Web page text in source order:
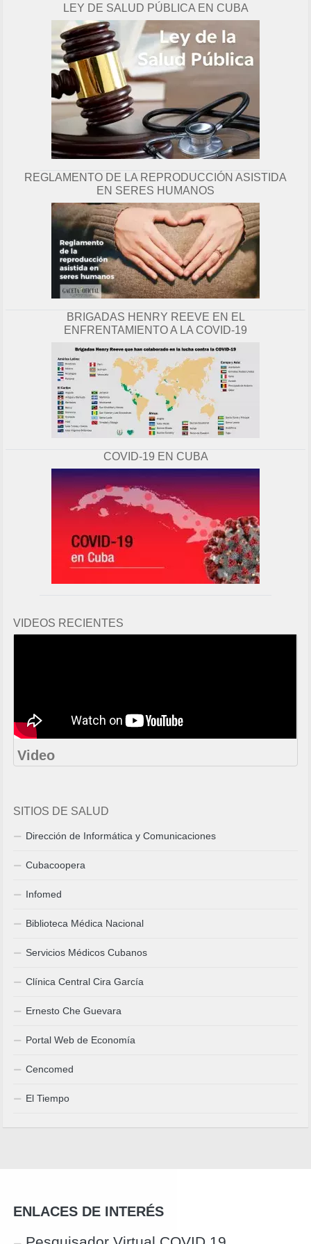
g
i
n
a
LEY DE SALUD PÚBLICA EN CUBA
REGLAMENTO DE LA REPRODUCCIÓN ASISTIDA
EN SERES HUMANOS
BRIGADAS HENRY REEVE EN EL
ENFRENTAMIENTO A LA COVID-19
COVID-19 EN CUBA
VIDEOS RECIENTES
Video
SITIOS DE SALUD
Dirección de Informática y Comunicaciones
Cubacoopera
Infomed
Biblioteca Médica Nacional
Servicios Médicos Cubanos
Clínica Central Cira García
Ernesto Che Guevara
Portal Web de Economía
Cencomed
El Tiempo
ENLACES DE INTERÉS